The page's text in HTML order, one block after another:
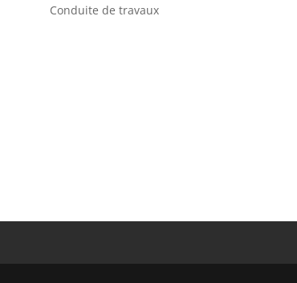
Conduite de travaux